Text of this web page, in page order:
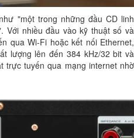
"một trong những đầu CD linh
Với nhiều đầu vào kỹ thuật số và
qua Wi-Fi hoặc kết nối Ethernet,
lượng lên đến 384 kHz/32 bit và
trực tuyến qua mạng internet nhờ